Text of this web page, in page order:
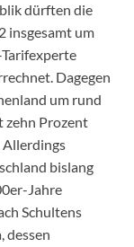
dürften die
insgesamt um
Dagegen
um rund
zehn Prozent
Allerdings
bislang
Jahre
Schultens
dessen